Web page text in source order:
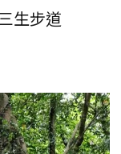
生步道